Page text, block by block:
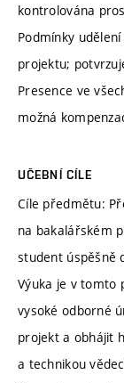
kontrolována
Podmínky
projektu;
Presence ve
možná
UČEBNÍ CÍLE
Cíle předmětu:
na bakalářském
student úspěšně
Výuka je v tomto
vysoké odborné
projekt a obhájit
a technikou